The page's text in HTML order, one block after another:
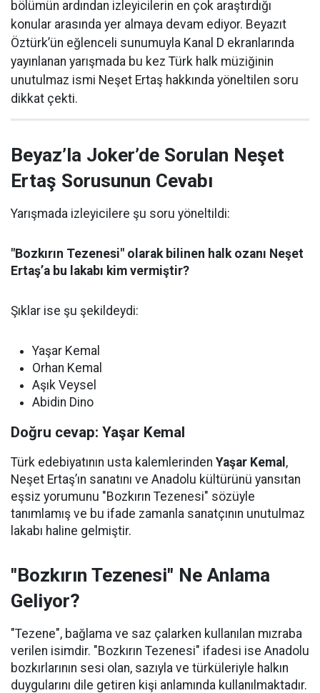
bölümün ardından izleyicilerin en çok araştırdığı
konular arasında yer almaya devam ediyor. Beyazıt
Öztürk’ün eğlenceli sunumuyla Kanal D ekranlarında
yayınlanan yarışmada bu kez Türk halk müziğinin
unutulmaz ismi Neşet Ertaş hakkında yöneltilen soru
dikkat çekti.
Beyaz’la Joker’de Sorulan Neşet
Ertaş Sorusunun Cevabı
Yarışmada izleyicilere şu soru yöneltildi:
"Bozkırın Tezenesi" olarak bilinen halk ozanı Neşet
Ertaş’a bu lakabı kim vermiştir?
Şıklar ise şu şekildeydi:
Yaşar Kemal
Orhan Kemal
Aşık Veysel
Abidin Dino
Doğru cevap: Yaşar Kemal
Türk edebiyatının usta kalemlerinden Yaşar Kemal ,
Neşet Ertaş’ın sanatını ve Anadolu kültürünü yansıtan
eşsiz yorumunu "Bozkırın Tezenesi" sözüyle
tanımlamış ve bu ifade zamanla sanatçının unutulmaz
lakabı haline gelmiştir.
"Bozkırın Tezenesi" Ne Anlama
Geliyor?
"Tezene", bağlama ve saz çalarken kullanılan mızraba
verilen isimdir. "Bozkırın Tezenesi" ifadesi ise Anadolu
bozkırlarının sesi olan, sazıyla ve türküleriyle halkın
duygularını dile getiren kişi anlamında kullanılmaktadır.